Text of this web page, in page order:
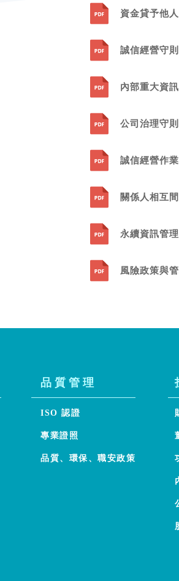
資金貸予他
誠信經營守則
內部重大資
公司治理守則
誠信經營作
關係人相互
永續資訊管
風險政策與
品質管理
ISO 認證
專業證照
品質、環保、職安政策